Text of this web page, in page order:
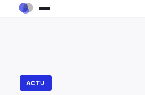
ACTU